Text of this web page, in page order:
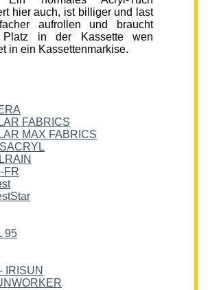
hier auch, ist billiger und last
aufrollen und braucht
Platz in der Kassette wen
in ein Kassettenmarkise.
FABRICS
MAX FABRICS
FR
95
IRISUN